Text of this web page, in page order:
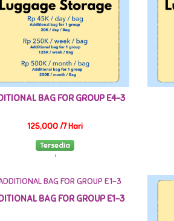
BAG FOR GROUP E4-3
125,000 /7 Hari
Tersedia
BAG FOR GROUP E1-3